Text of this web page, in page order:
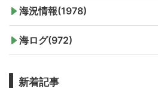
海況情報(1978)
海ログ(972)
新着記事